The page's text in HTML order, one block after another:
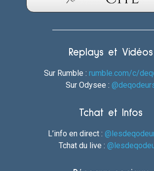
Replays et Vidéos
Sur Rumble : rumble.com/c/
Sur Odysee :
Tchat et Infos
L’info en direct :
Tchat du live :